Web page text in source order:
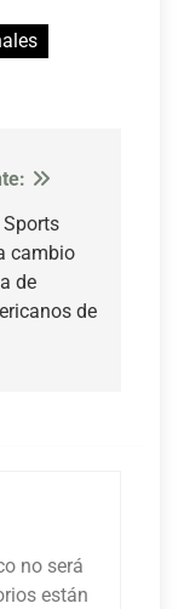
cambio
de
de
no será
están